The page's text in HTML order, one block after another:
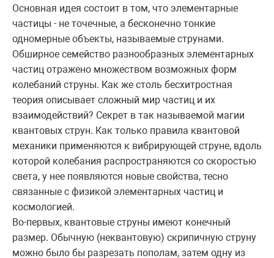
Основная идея состоит в том, что элементарные
частицы - не точечные, а бесконечно тонкие
одномерные объекты, называемые струнами.
Обширное семейство разнообразных элементарных
частиц отражено множеством возможных форм
колебаний струны. Как же столь бесхитростная
теория описывает сложный мир частиц и их
взаимодействий? Секрет в так называемой магии
квантовых струн. Как только правила квантовой
механики применяются к вибрирующей струне, вдоль
которой колебания распространяются со скоростью
света, у нее появляются новые свойства, тесно
связанные с физикой элементарных частиц и
космологией.
Во-первых, квантовые струны имеют конечный
размер. Обычную (неквантовую) скрипичную струну
можно было бы разрезать пополам, затем одну из